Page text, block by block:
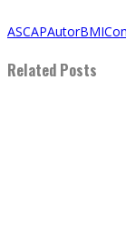
ASCAPAutorBMI
Related Posts